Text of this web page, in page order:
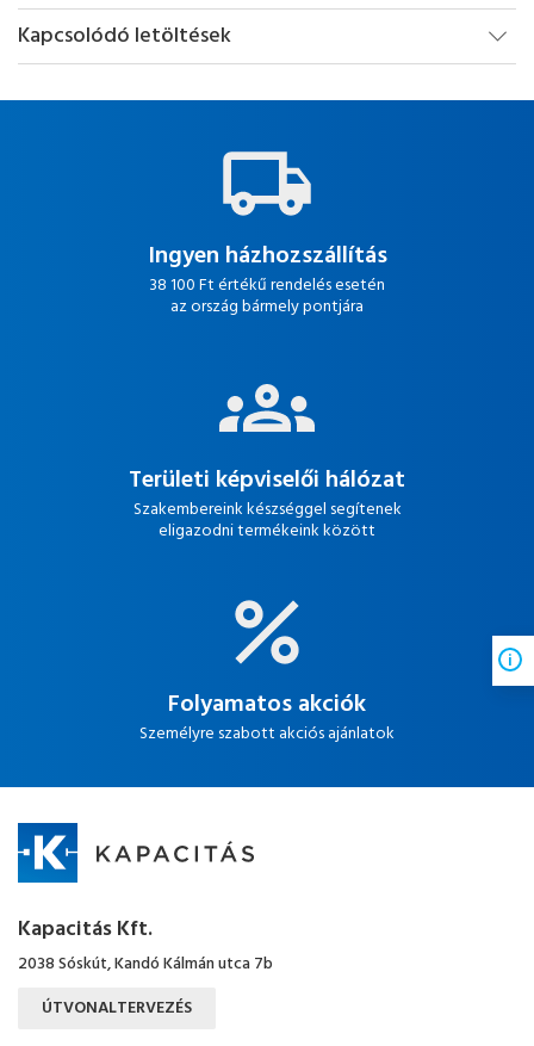
Kapcsolódó letöltések
Ingyen házhozszállítás
38 100 Ft értékű rendelés esetén
az ország bármely pontjára
Területi képviselői hálózat
Szakembereink készséggel segítenek
eligazodni termékeink között
Folyamatos akciók
Személyre szabott akciós ajánlatok
Kapacitás Kft.
2038 Sóskút, Kandó Kálmán utca 7b
ÚTVONALTERVEZÉS